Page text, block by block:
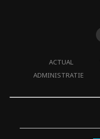
ACTUAL
ADMINISTRATIE